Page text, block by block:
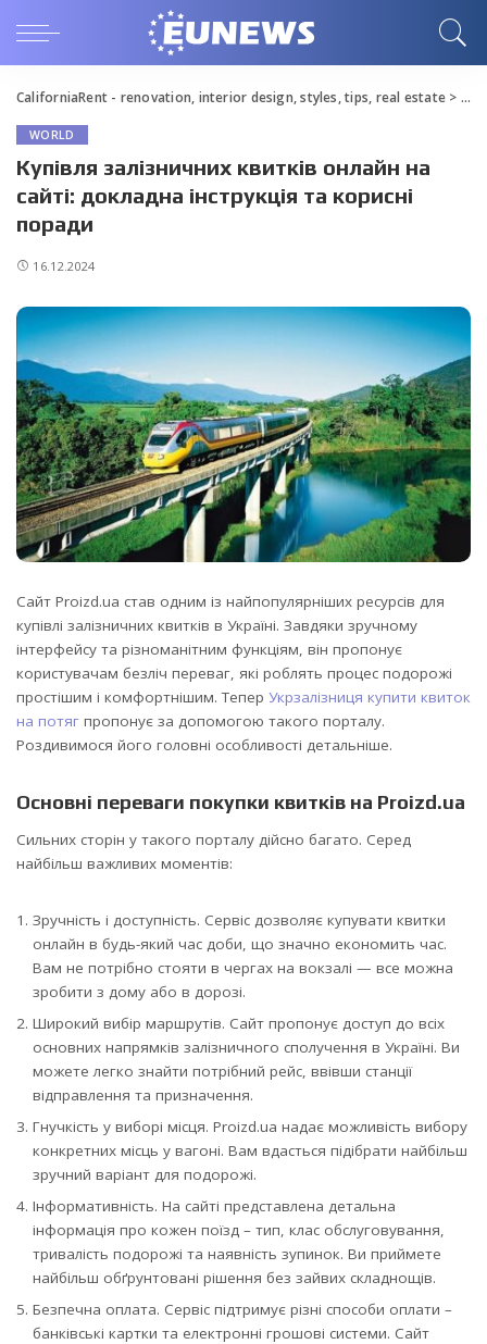
CaliforniaRent - renovation, interior design, styles, tips, real estate>
WORLD
Купівля залізничних квитків онлайн на
сайті: докладна інструкція та корисні
поради
16.12.2024
Сайт Proizd.ua став одним із найпопулярніших ресурсів для
купівлі залізничних квитків в Україні. Завдяки зручному
інтерфейсу та різноманітним функціям, він пропонує
користувачам безліч переваг, які роблять процес подорожі
простішим і комфортнішим. Тепер Укрзалізниця купити квиток
на потяг пропонує за допомогою такого порталу.
Роздивимося його головні особливості детальніше.
Основні переваги покупки квитків на Proizd.ua
Сильних сторін у такого порталу дійсно багато. Серед
найбільш важливих моментів:
Зручність і доступність. Сервіс дозволяє купувати квитки
онлайн в будь-який час доби, що значно економить час.
Вам не потрібно стояти в чергах на вокзалі — все можна
зробити з дому або в дорозі.
Широкий вибір маршрутів. Сайт пропонує доступ до всіх
основних напрямків залізничного сполучення в Україні. Ви
можете легко знайти потрібний рейс, ввівши станції
відправлення та призначення.
Гнучкість у виборі місця. Proizd.ua надає можливість вибору
конкретних місць у вагоні. Вам вдасться підібрати найбільш
зручний варіант для подорожі.
Інформативність. На сайті представлена детальна
інформація про кожен поїзд – тип, клас обслуговування,
тривалість подорожі та наявність зупинок. Ви приймете
найбільш обґрунтовані рішення без зайвих складнощів.
Безпечна оплата. Сервіс підтримує різні способи оплати –
банківські картки та електронні грошові системи. Сайт